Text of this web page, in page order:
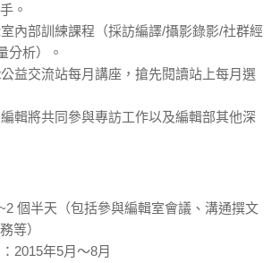
。
內部訓練課程（採訪編譯/攝影錄影/社群經
分析）。
益交流站每月講座，搶先閱讀站上每月選
輯將共同參與專訪工作以及編輯部其他深
個半天（包括參與編輯室會議、溝通撰文
等）
2015年5月～8月